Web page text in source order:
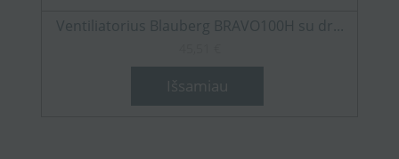
Ventiliatorius Blauberg BRAVO100H su dr...
Išsamiau